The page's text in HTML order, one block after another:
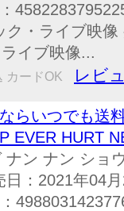
ク・ライブ映
イブ映像...
カードOK レビ
らいつでも送
EVER HURT
ナン ナン ショ
日：2021年04